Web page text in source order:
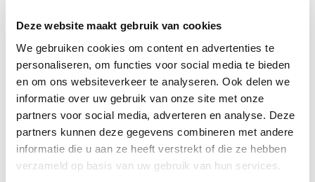
Deze website maakt gebruik van cookies
We gebruiken cookies om content en advertenties te
personaliseren, om functies voor social media te bieden
en om ons websiteverkeer te analyseren. Ook delen we
informatie over uw gebruik van onze site met onze
partners voor social media, adverteren en analyse. Deze
partners kunnen deze gegevens combineren met andere
informatie die u aan ze heeft verstrekt of die ze hebben
verzameld op basis van uw gebruik van hun services.